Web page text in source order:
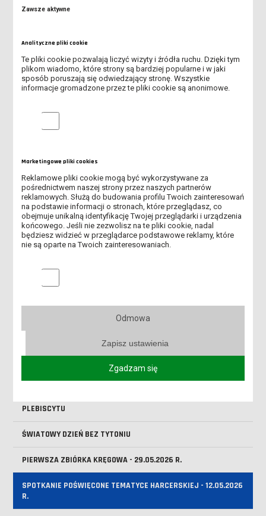
TRWA II NABÓR NA STUDIA!
RUSZYŁ II NABÓR NA STUDIA W ANS W LESZNIE!
SPOTKANIE ONLINE DLA KANDYDATÓW NA STUDIA
SPOTKANIE ONLINE DLA KANDYDATÓW NA STUDIA - DOWIEDZ
TRWA REKRUTACJA NA STUDIA!
OBOWIĄZEK AKTUALIZACJI MLEGITYMACJI
DOFINANSOWANIE NA ZAKUP SPRZĘTU ELEKTRONICZNEGO -
REKRUTACJA NA STUDIA ROZPOCZĘTA!
KOMUNIKAT JM REKTORA WS. DNIA REKTORSKIEGO
PLEBISCYTU
ŚWIATOWY DZIEŃ BEZ TYTONIU
PIERWSZA ZBIÓRKA KRĘGOWA - 29.05.2026 R.
SPOTKANIE POŚWIĘCONE TEMATYCE HARCERSKIEJ - 12.05.2026
R.
Zawsze aktywne
Analityczne pliki cookie
Te pliki cookie pozwalają liczyć wizyty i źródła ruchu. Dzięki tym
plikom wiadomo, które strony są bardziej popularne i w jaki
sposób poruszają się odwiedzający stronę. Wszystkie
informacje gromadzone przez te pliki cookie są anonimowe.
Analityczne pliki cookie
Marketingowe pliki cookies
Reklamowe pliki cookie mogą być wykorzystywane za
pośrednictwem naszej strony przez naszych partnerów
reklamowych. Służą do budowania profilu Twoich zainteresowań
na podstawie informacji o stronach, które przeglądasz, co
obejmuje unikalną identyfikację Twojej przeglądarki i urządzenia
końcowego. Jeśli nie zezwolisz na te pliki cookie, nadal
będziesz widzieć w przeglądarce podstawowe reklamy, które
nie są oparte na Twoich zainteresowaniach.
Marketingowe pliki cookies
Odmowa
Zapisz ustawienia
Zgadzam się